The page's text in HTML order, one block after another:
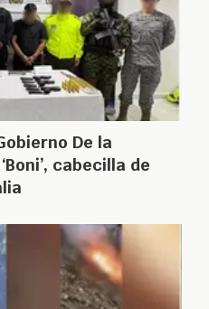
De la
cabecilla de